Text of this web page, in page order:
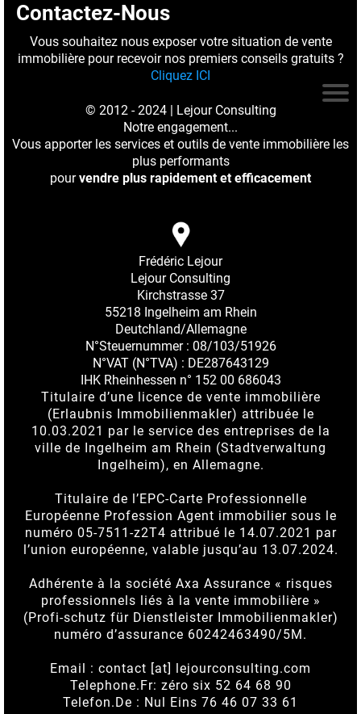
Contactez-Nous
Vous souhaitez nous exposer votre situation de vente
immobilière pour recevoir nos premiers conseils gratuits ?
Cliquez ICI
© 2012 - 2024 | Lejour Consulting
Notre engagement...
Vous apporter les services et outils de vente immobilière les
plus performants
pourvendre plus rapidement et efficacement
Frédéric Lejour
Lejour Consulting
Kirchstrasse 37
55218 Ingelheim am Rhein
Deutchland/Allemagne
N°Steuernummer : 08/103/51926
N°VAT (N°TVA) : DE287643129
IHK Rheinhessen n° 152 00 686043
Titulaire d’une licence de vente immobilière
(Erlaubnis Immobilienmakler) attribuée le
10.03.2021 par le service des entreprises de la
ville de Ingelheim am Rhein (Stadtverwaltung
Ingelheim), en Allemagne.
Titulaire de l’EPC-Carte Professionnelle
Européenne Profession Agent immobilier sous le
numéro 05-7511-z2T4 attribué le 14.07.2021 par
l’union européenne, valable jusqu’au 13.07.2024.
Adhérente à la société Axa Assurance « risques
professionnels liés à la vente immobilière »
(Profi-schutz für Dienstleister Immobilienmakler)
numéro d’assurance 60242463490/5M.
Email : contact [at] lejourconsulting.com
Telephone.Fr: zéro six 52 64 68 90
Telefon.De : Nul Eins 76 46 07 33 61